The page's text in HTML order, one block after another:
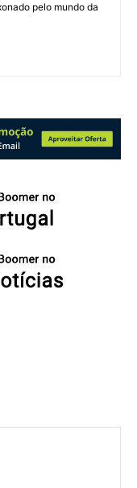
pelo mundo da